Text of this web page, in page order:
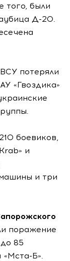
того, были
Д-20.
ВСУ потеряли
«Гвоздика»
боевиков,
и
и три
поражение
85
Б».